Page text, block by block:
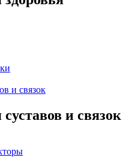
и связок
и связок